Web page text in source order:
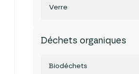
Verre
Déchets organiques
Biodéchets